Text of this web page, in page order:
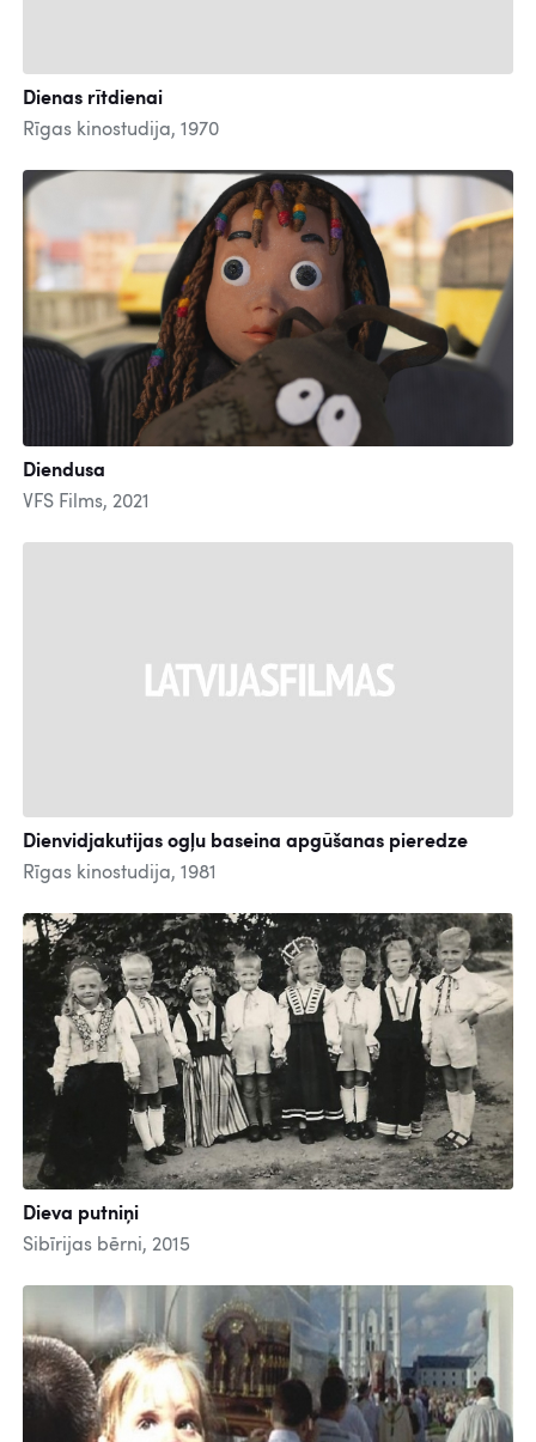
Dienas rītdienai
Rīgas kinostudija, 1970
Diendusa
VFS Films, 2021
Dienvidjakutijas ogļu baseina apgūšanas pieredze
Rīgas kinostudija, 1981
Dieva putniņi
Sibīrijas bērni, 2015